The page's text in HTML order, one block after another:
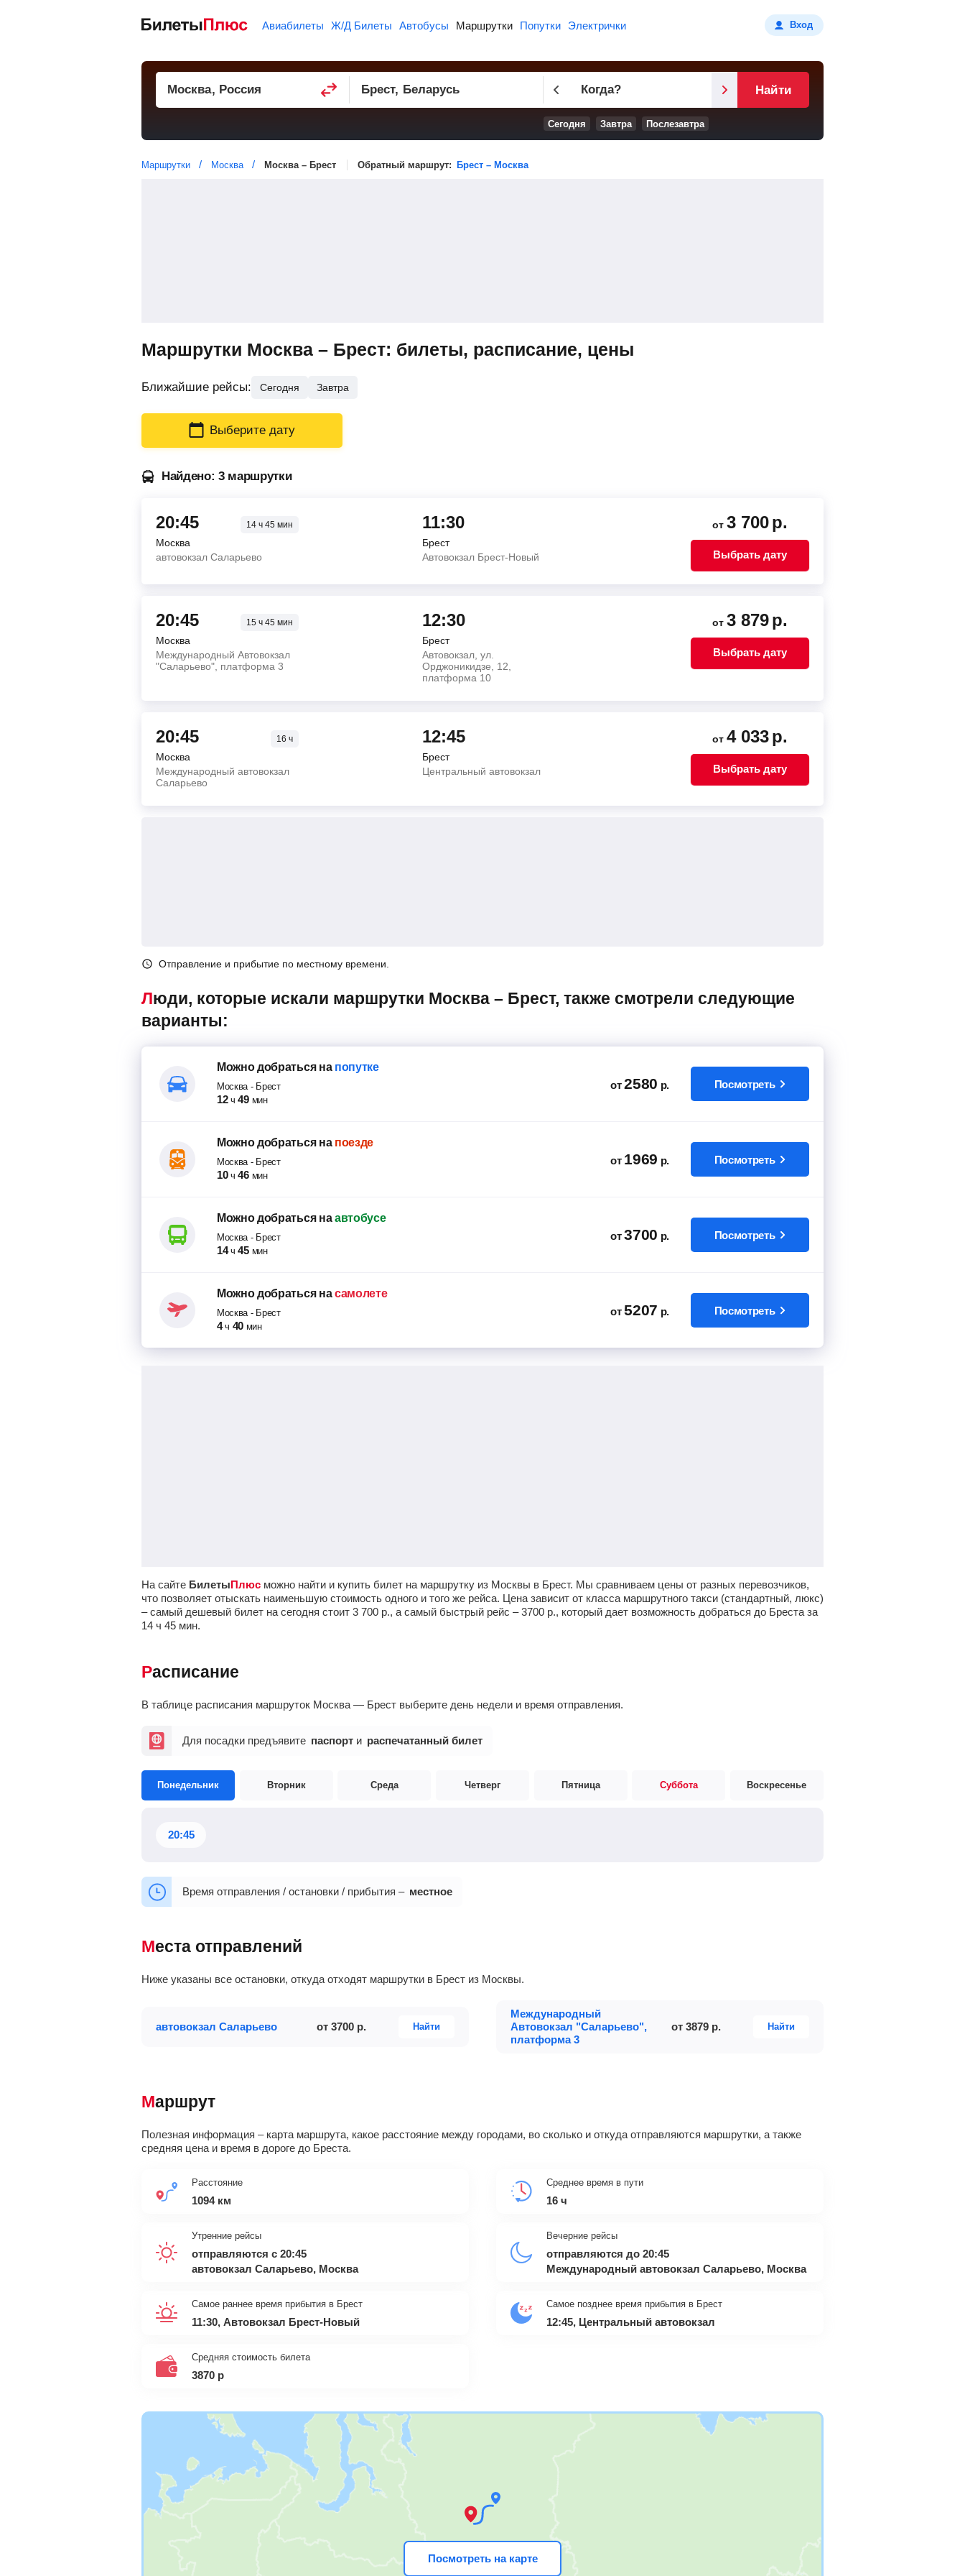
Авиабилеты Ж/Д Билеты Автобусы Маршрутки Попутки Электрички Вход
Когда?
Сегодня Завтра Послезавтра
Найти
Маршрутки Москва Москва – Брест Обратный маршрут: Брест – Москва
Маршрутки Москва – Брест: билеты, расписание, цены
Ближайшие рейсы: Сегодня Завтра
Выберите дату
Найдено: 3 маршрутки
20:45 14 ч45 мин
Москва
автовокзал Саларьево
11:30
Брест
Автовокзал Брест-Новый
от 3 700р.
Выбрать дату
20:45 15 ч45 мин
Москва
Международный Автовокзал
"Саларьево", платформа 3
12:30
Брест
Автовокзал, ул.
Орджоникидзе, 12,
платформа 10
от 3 879р.
Выбрать дату
20:45 16 ч
Москва
Международный автовокзал
Саларьево
12:45
Брест
Центральный автовокзал
от 4 033р.
Выбрать дату
Отправление и прибытие по местному времени.
Люди, которые искали маршрутки Москва – Брест, также смотрели следующие
варианты:
Можно добратьсяна попутке
Москва- Брест
12 ч 49 мин
от 2580 р. Посмотреть
Можно добратьсяна поезде
Москва- Брест
10 ч 46 мин
от 1969 р. Посмотреть
Можно добратьсяна автобусе
Москва- Брест
14 ч 45 мин
от 3700 р. Посмотреть
Можно добратьсяна самолете
Москва- Брест
4 ч 40 мин
от 5207 р. Посмотреть
На сайте БилетыПлюс можно найти и купить билет на маршрутку из Москвы в Брест. Мы сравниваем цены от разных перевозчиков,
что позволяет отыскать наименьшую стоимость одного и того же рейса. Цена зависит от класса маршрутного такси (стандартный, люкс)
– самый дешевый билет на сегодня стоит 3 700 р., а самый быстрый рейс –3700 р., который дает возможность добраться до Бреста за
14 ч 45 мин.
Расписание
В таблице расписания маршруток Москва — Брест выберите день недели и время отправления.
Для посадки предъявите паспорт и распечатанный билет
Понедельник Вторник Среда Четверг Пятница Суббота Воскресенье
20:45
Время отправления / остановки / прибытия – местное
Места отправлений
Ниже указаны все остановки, откуда отходят маршрутки в Брест из Москвы.
автовокзал Саларьево от 3700 р. Найти
Международный
Автовокзал "Саларьево",
платформа 3
от 3879 р. Найти
Маршрут
Полезная информация – карта маршрута, какое расстояние между городами, во сколько и откуда отправляются маршрутки, а также
средняя цена и время в дороге до Бреста.
Расстояние
1094 км
Среднее время в пути
16 ч
Утренние рейсы
отправляются с 20:45
автовокзал Саларьево, Москва
Вечерние рейсы
отправляются до 20:45
Международный автовокзал Саларьево, Москва
Самое раннее время прибытия в Брест
11:30, Автовокзал Брест-Новый
Самое позднее время прибытия в Брест
12:45, Центральный автовокзал
Средняя стоимость билета
3870 р
Посмотреть на карте